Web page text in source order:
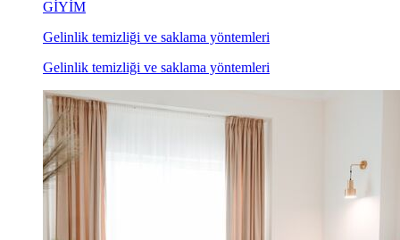
GİYİM
Gelinlik temizliği ve saklama yöntemleri
Gelinlik temizliği ve saklama yöntemleri